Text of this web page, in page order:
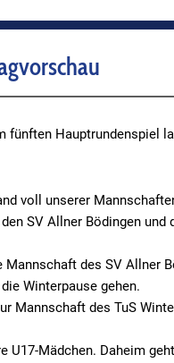
Hauptrundenspiel
voll unserer
SV Allner Bödingen
des SV Allner
Winterpause gehen.
Mannschaft des TuS
U17-Mädchen. Daheim